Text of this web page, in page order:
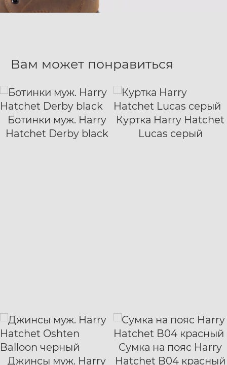
Вам может понравиться
Ботинки муж. Harry
Hatchet Derby black
40 41
42
43
44 45 46 47
Куртка Harry Hatchet
Lucas серый
S M L
XL
XXL
Джинсы муж. Harry
28/32
29/32
Сумка на пояс Harry
Hatchet B04 красный